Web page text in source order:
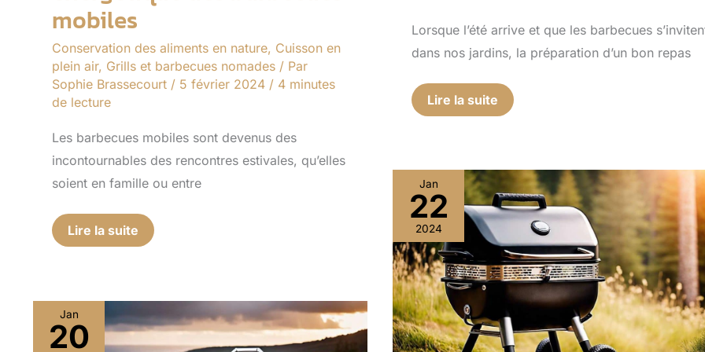
Lorsque l’été arrive et que les barbecues
dans nos jardins, la préparation d’un bon repas
Lire la suite
mobiles
Conservation des aliments en nature, Cuisson en
plein air, Grills et barbecues nomades / Par
Sophie Brassecourt / 5 février 2024 / 4 minutes
de lecture
Les barbecues mobiles sont devenus des
incontournables des rencontres estivales, qu’elles
soient en famille ou entre
Lire la suite
Jan
22
2024
Top
10
des
meilleurs
grills
nomades
pour
vos
aventures
Jan
20Barbecue
tout-